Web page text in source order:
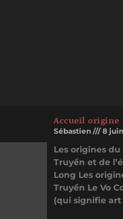
Accueil origine
Sébastien 8
Les origines du
Truyền et de
Long Les
Truyền Le Vo
(qui signifie